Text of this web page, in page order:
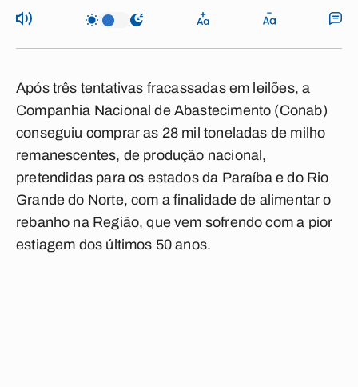
Após três tentativas fracassadas em leilões, a
Companhia Nacional de Abastecimento (Conab)
conseguiu comprar as 28 mil toneladas de milho
remanescentes, de produção nacional,
pretendidas para os estados da Paraíba e do Rio
Grande do Norte, com a finalidade de alimentar o
rebanho na Região, que vem sofrendo com a pior
estiagem dos últimos 50 anos.